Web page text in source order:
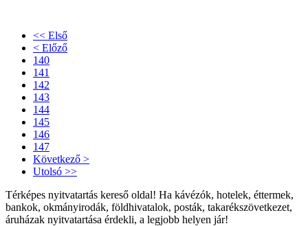
<< Első
< Előző
140
141
142
143
144
145
146
147
Következő >
Utolsó >>
Térképes nyitvatartás kereső oldal! Ha kávézók, hotelek, éttermek,
bankok, okmányirodák, földhivatalok, posták, takarékszövetkezet,
áruházak nyitvatartása érdekli, a legjobb helyen jár!